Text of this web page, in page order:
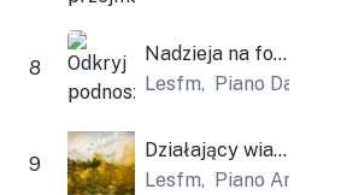
8
Nadzieja na fortepian
Lesfm, Piano Date
9
Działający wiatr
Lesfm, Piano Amor